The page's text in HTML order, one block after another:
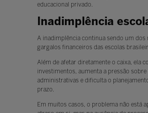
educacional privado.
Inadimplência
A inadimplência continua sendo um dos
gargalos financeiros das escolas
Além de afetar diretamente o caixa, ela
investimentos, aumenta a pressão sobre
administrativas e dificulta o
prazo.
Em muitos casos, o problema não está